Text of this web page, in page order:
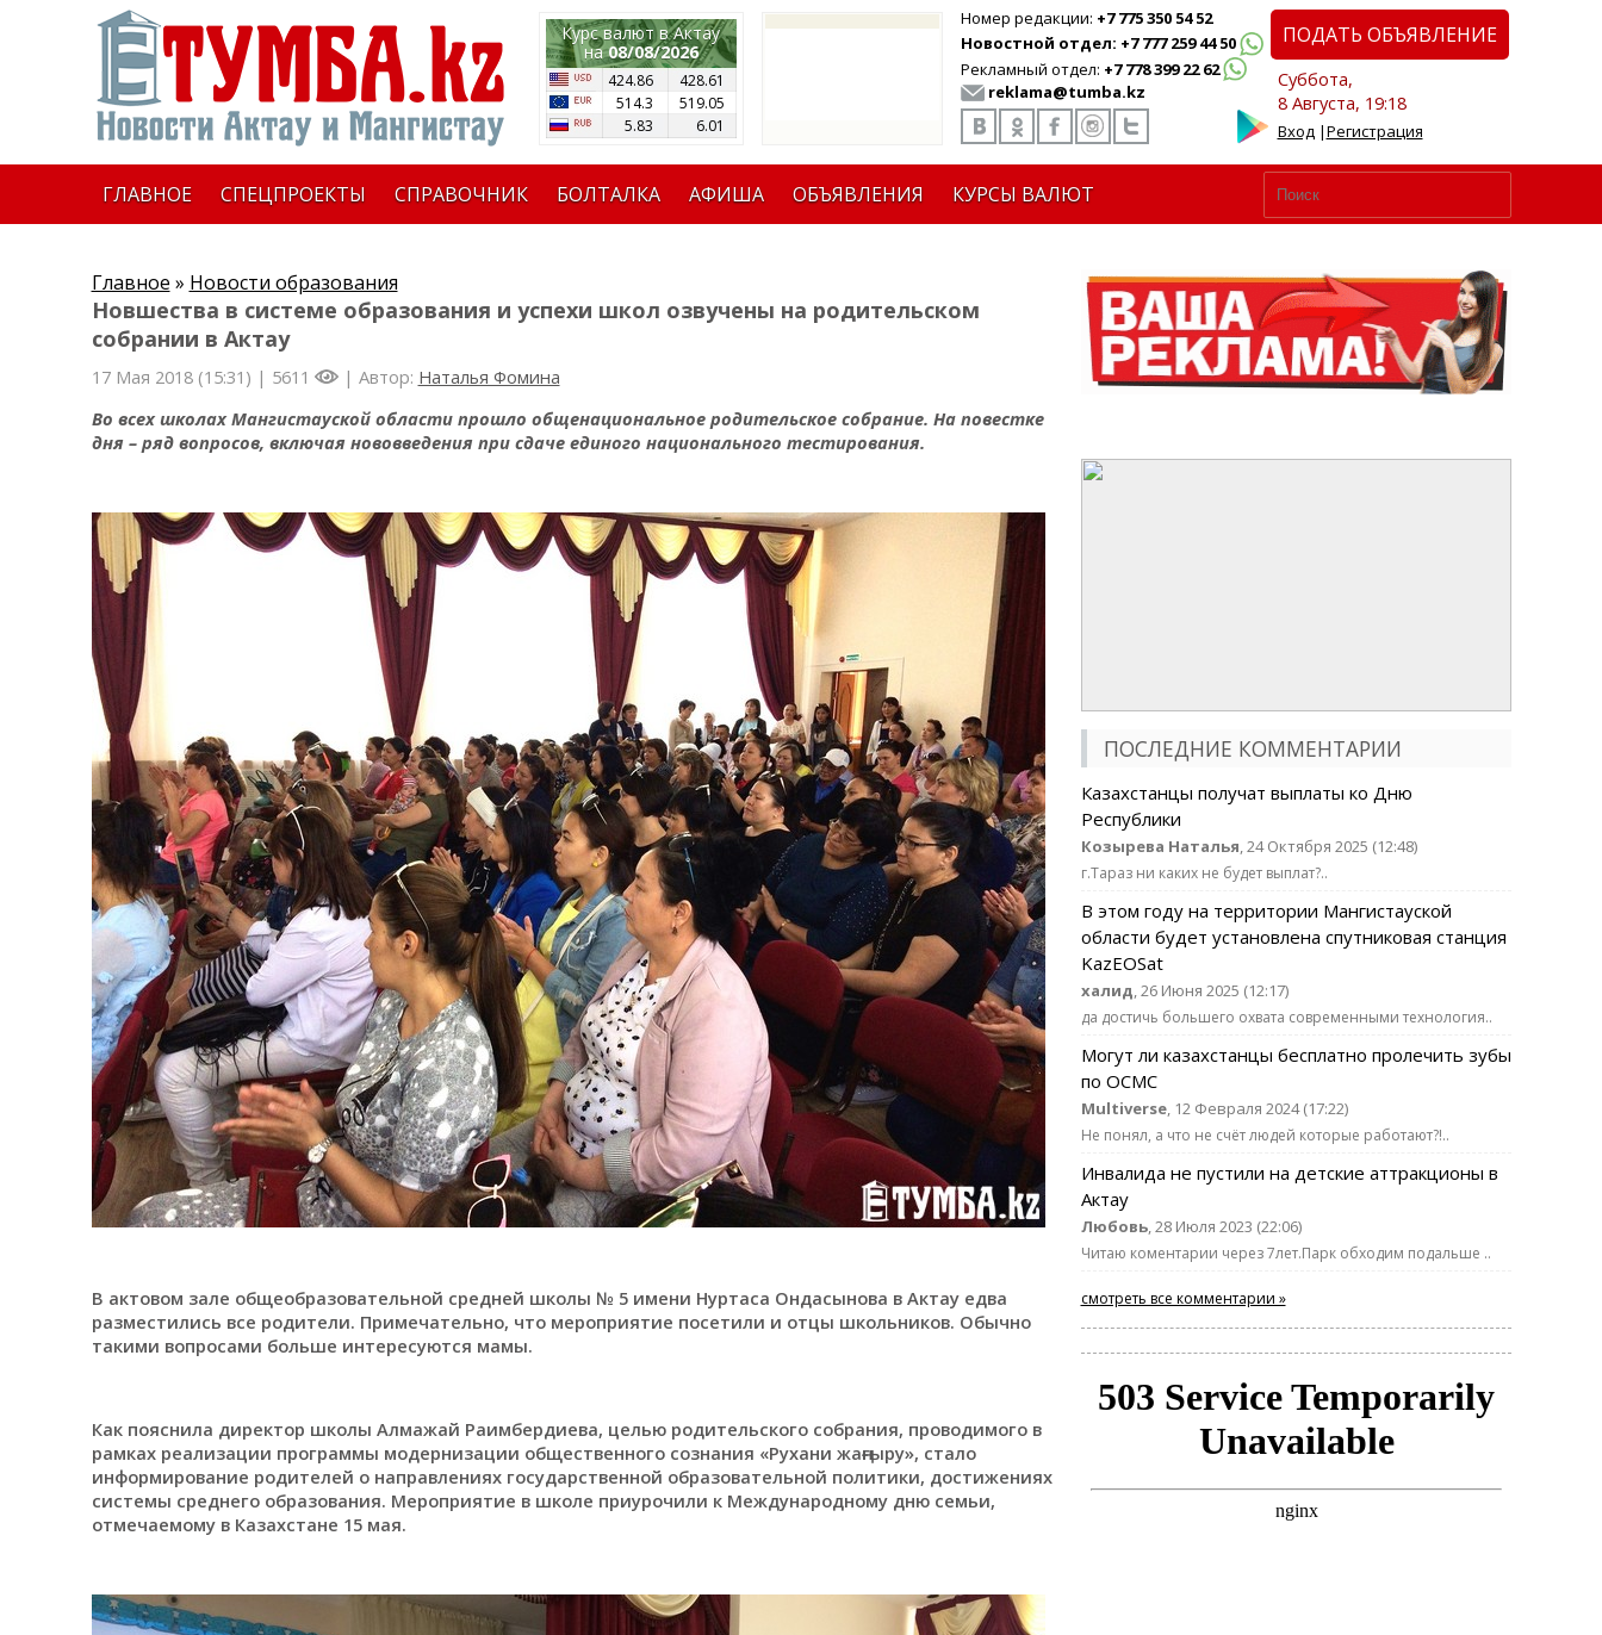
Курс валют в Актау
на08/08/2026
424.86
428.61
514.3
519.05
5.83
6.01
Номер редакции: +7 775 350 54 52
Новостной отдел: +7 777 259 44 50
Рекламный отдел: +7 778 399 22 62
reklama@tumba.kz
ПОДАТЬ ОБЪЯВЛЕНИЕ
Суббота,
8 Августа, 19:18
Вход|Регистрация
ГЛАВНОЕ СПЕЦПРОЕКТЫ СПРАВОЧНИК БОЛТАЛКА АФИША ОБЪЯВЛЕНИЯ КУРСЫ ВАЛЮТ
Главное » Новости образования
Новшества в системе образования и успехи школ озвучены на родительском
собрании в Актау
17 Мая 2018 (15:31) | 5611 | Автор: Наталья Фомина
Во всех школах Мангистауской области прошло общенациональное родительское собрание. На повестке
дня – ряд вопросов, включая нововведения при сдаче единого национального тестирования.
В актовом зале общеобразовательной средней школы № 5 имени Нуртаса Ондасынова в Актау едва
разместились все родители. Примечательно, что мероприятие посетили и отцы школьников. Обычно
такими вопросами больше интересуются мамы.
Как пояснила директор школы Алмажай Раимбердиева, целью родительского собрания, проводимого в
рамках реализации программы модернизации общественного сознания «Рухани жаңғыру», стало
информирование родителей о направлениях государственной образовательной политики, достижениях
системы среднего образования. Мероприятие в школе приурочили к Международному дню семьи,
отмечаемому в Казахстане 15 мая.
ПОСЛЕДНИЕ КОММЕНТАРИИ
Казахстанцы получат выплаты ко Дню
Республики
Козырева Наталья, 24 Октября 2025 (12:48)
г.Тараз ни каких не будет выплат?..
В этом году на территории Мангистауской
области будет установлена спутниковая станция
KazEOSat
халид, 26 Июня 2025 (12:17)
да достичь большего охвата современными технология..
Могут ли казахстанцы бесплатно пролечить зубы
по ОСМС
Multiverse, 12 Февраля 2024 (17:22)
Не понял, а что не счёт людей которые работают?!..
Инвалида не пустили на детские аттракционы в
Актау
Любовь, 28 Июля 2023 (22:06)
Читаю коментарии через 7лет.Парк обходим подальше ..
смотреть все комментарии »